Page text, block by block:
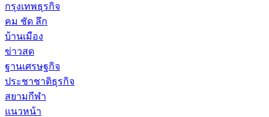
กรุงเทพธุรกิจ
คม ชัด ลึก
บ้านเมือง
ข่าวสด
ฐานเศรษฐกิจ
ประชาชาติธุรกิจ
สยามกีฬา
แนวหน้า